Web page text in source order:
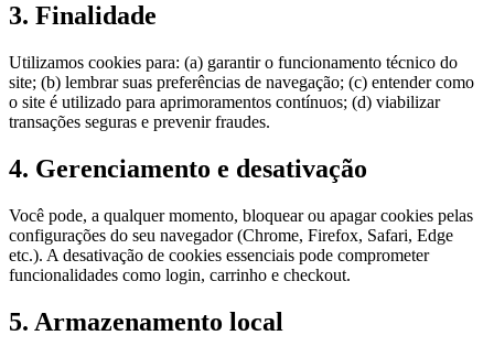
3. Finalidade
Utilizamos cookies para: (a) garantir o funcionamento técnico do
site; (b) lembrar suas preferências de navegação; (c) entender como
o site é utilizado para aprimoramentos contínuos; (d) viabilizar
transações seguras e prevenir fraudes.
4. Gerenciamento e desativação
Você pode, a qualquer momento, bloquear ou apagar cookies pelas
configurações do seu navegador (Chrome, Firefox, Safari, Edge
etc.). A desativação de cookies essenciais pode comprometer
funcionalidades como login, carrinho e checkout.
5. Armazenamento local